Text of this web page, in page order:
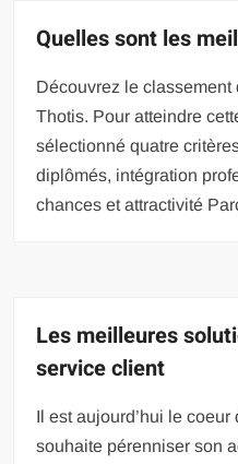
Quelles sont les
Découvrez le
Thotis. Pour atteindre
sélectionné quatre
diplômés, intégration
chances et attractivité
Les meilleures
service client
Il est aujourd’hui le
souhaite pérenniser son